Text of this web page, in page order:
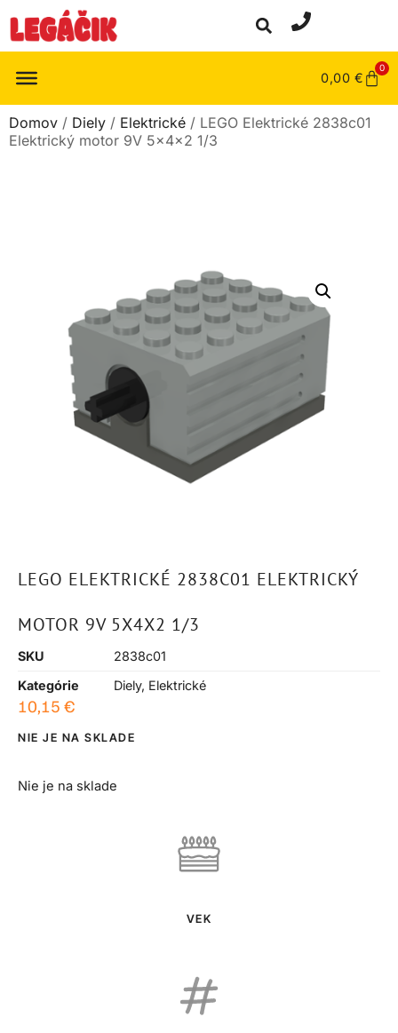
0,00 €
0
Domov / Diely / Elektrické / LEGO Elektrické 2838c01
Elektrický motor 9V 5x4x2 1/3
LEGO ELEKTRICKÉ 2838C01 ELEKTRICKÝ
MOTOR 9V 5X4X2 1/3
SKU
2838c01
Kategórie
Diely, Elektrické
10,15 €
NIE JE NA SKLADE
Nie je na sklade
VEK